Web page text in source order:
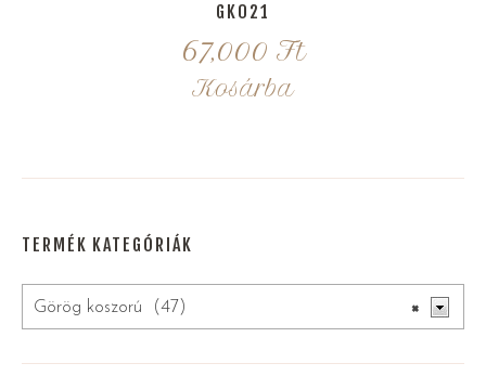
GK021
67,000 Ft
Kosárba
TERMÉK KATEGÓRIÁK
×
Görög koszorú (47)